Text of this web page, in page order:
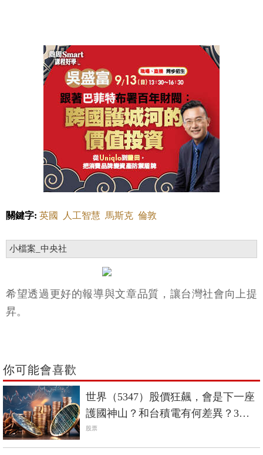
關鍵字: 英國 人工智慧 馬斯克 倫敦
小檔案_中央社
希望透過更好的報導與文章品質，讓台灣社會向上提
昇。
你可能會喜歡
世界（5347）股價狂飆，會是下一座
護國神山？和台積電有何差異？3分
鐘剖析
股票